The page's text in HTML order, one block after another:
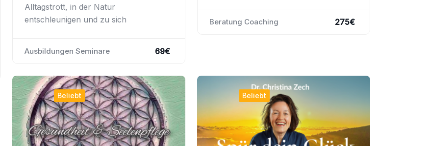
Alltagstrott, in der Natur
entschleunigen und zu sich
Ausbildungen Seminare 69€
Beratung Coaching 275€
Beliebt Beliebt